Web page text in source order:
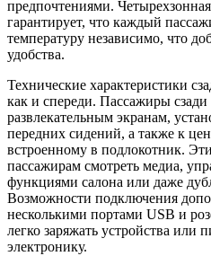
предпочтениями.
гарантирует, что каждый
температуру независимо, что
удобства.
Технические характеристики
как и спереди. Пассажиры
развлекательным экранам,
передних сидений, а также к
встроенному в подлокотник.
пассажирам смотреть медиа,
функциями салона или даже
Возможности подключения
несколькими портами USB и
легко заряжать устройства или
электронику.